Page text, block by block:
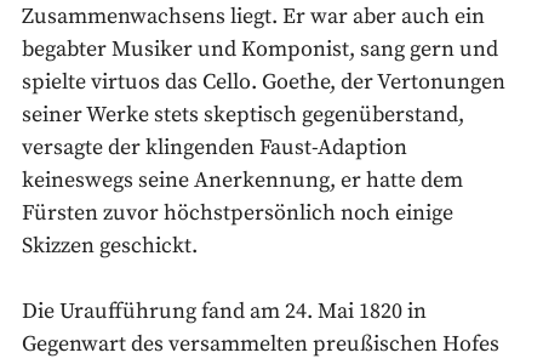
Zusammenwachsens liegt. Er war aber auch ein
begabter Musiker und Komponist, sang gern und
spielte virtuos das Cello. Goethe, der Vertonungen
seiner Werke stets skeptisch gegenüberstand,
versagte der klingenden Faust-Adaption
keineswegs seine Anerkennung, er hatte dem
Fürsten zuvor höchstpersönlich noch einige
Skizzen geschickt.
Die Uraufführung fand am 24. Mai 1820 in
Gegenwart des versammelten preußischen Hofes